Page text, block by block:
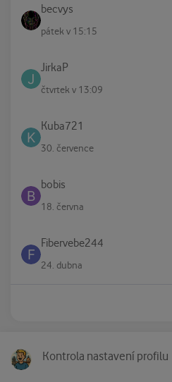
becvys
pátek v 15:15
JirkaP
čtvrtek v 13:09
Kuba721
30. července
bobis
18. června
Fibervebe244
24. dubna
Kontrola nastavení profilu